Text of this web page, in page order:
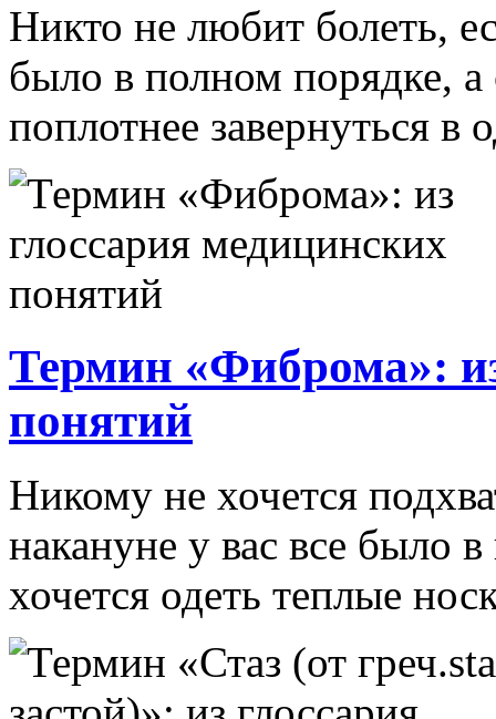
Никто не любит болеть,
было в полном порядке, а
поплотнее завернуться в
Термин «Фиброма»:
понятий
Никому не хочется
накануне у вас все было
хочется одеть теплые